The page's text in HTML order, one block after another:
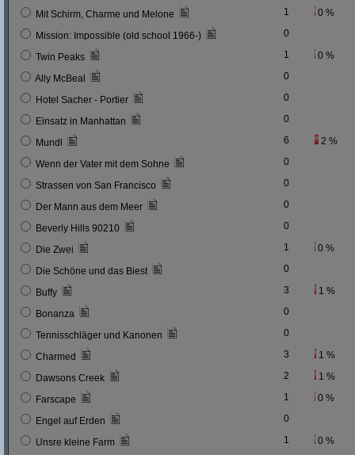
Mit Schirm, Charme und Melone 1 0 %
Mission: Impossible (old school 1966-) 0
Twin Peaks 1 0 %
Ally McBeal 0
Hotel Sacher - Portier 0
Einsatz in Manhattan 0
Mundl 6 2 %
Wenn der Vater mit dem Sohne 0
Strassen von San Francisco 0
Der Mann aus dem Meer 0
Beverly Hills 90210 0
Die Zwei 1 0 %
Die Schöne und das Biest 0
Buffy 3 1 %
Bonanza 0
Tennisschläger und Kanonen 0
Charmed 3 1 %
Dawsons Creek 2 1 %
Farscape 1 0 %
Engel auf Erden 0
Unsre kleine Farm 1 0 %